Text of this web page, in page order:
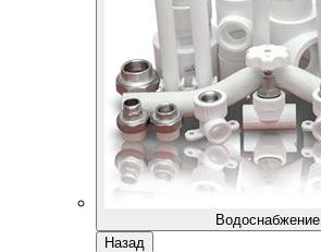
Водоснабжение
Назад